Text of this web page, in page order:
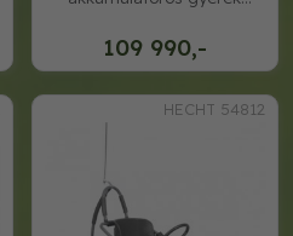
109 990,-
HECHT 54812